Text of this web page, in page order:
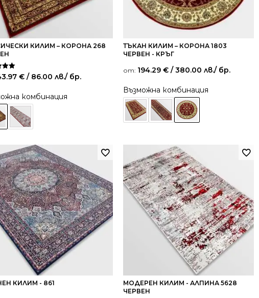
КИЛИМ – КОРОНА 268
на
€ / 86.00 лв./ бр.
комбинация
ТЪКАН КИЛИМ – КОРОНА 1803
ЧЕРВЕН - КРЪГ
от: 194.29 € / 380.00 лв./ бр.
Възможна комбинация
КИЛИМ - 861
МОДЕРЕН КИЛИМ - АЛПИНА 5628
ЧЕРВЕН